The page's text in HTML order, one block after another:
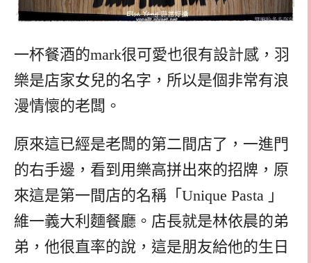
一杯餐酒的mark很可愛也很有設計感，羽
樂是店家女兒的名字，所以是個非常有浪
漫情懷的老闆。
原來這已經是老闆的第二間店了，一進門
的右手邊，看到用樂高拼出來的招牌，原
來這是第一間店的名稱「Unique Pasta 」
維一義大利麵餐廳。店長就是林依晨的弟
弟，他很直率的說，這是朋友給他的生日